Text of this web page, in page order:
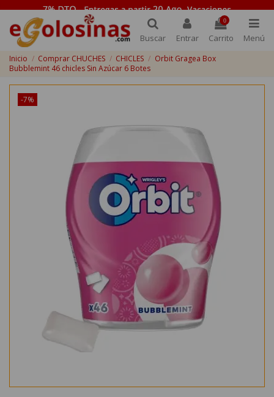
Buscar Entrar
0
Carrito Menú
Inicio Comprar CHUCHES CHICLES
Orbit Gragea Box
Bubblemint 46 chicles Sin Azúcar 6 Botes
-7%